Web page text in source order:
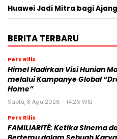
Huawei Jadi Mitra bagi Ajang
BERITA TERBARU
Pers Rilis
Himel Hadirkan Visi Hunian
melalui Kampanye Global
Home”
Sabtu, 8 Agu 2026 - 14:26 WIB
Pers Rilis
FAMILIARITÉ: Ketika Sinema